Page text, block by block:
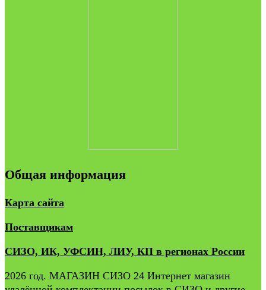
Общая информация
Карта сайта
Поставщикам
СИЗО, ИК, УФСИН, ЛИУ, КП в регионах России
2026 год. МАГАЗИН СИЗО 24 Интернет магазин